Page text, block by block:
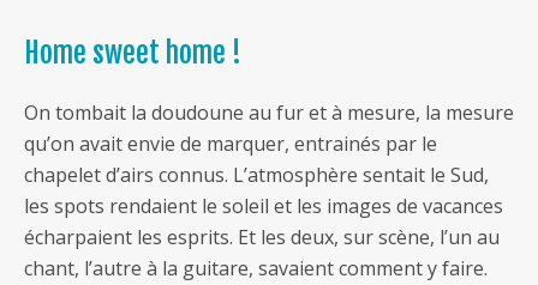
Home sweet home !
On tombait la doudoune au fur et à mesure, la mesure
qu’on avait envie de marquer, entrainés par le
chapelet d’airs connus. L’atmosphère sentait le Sud,
les spots rendaient le soleil et les images de vacances
écharpaient les esprits. Et les deux, sur scène, l’un au
chant, l’autre à la guitare, savaient comment y faire.